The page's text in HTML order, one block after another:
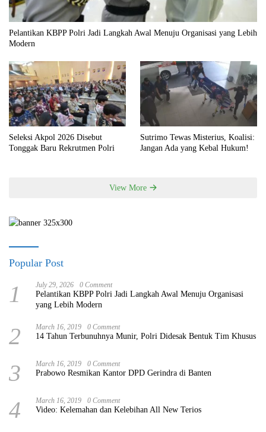
Pelantikan KBPP Polri Jadi Langkah Awal Menuju Organisasi yang Lebih
Modern
Seleksi Akpol 2026 Disebut
Tonggak Baru Rekrutmen Polri
Sutrimo Tewas Misterius, Koalisi:
Jangan Ada yang Kebal Hukum!
View More
Popular Post
1 July 29, 2026 0 Comment
Pelantikan KBPP Polri Jadi Langkah Awal Menuju Organisasi
yang Lebih Modern
2 March 16, 2019 0 Comment
14 Tahun Terbunuhnya Munir, Polri Didesak Bentuk Tim Khusus
3 March 16, 2019 0 Comment
Prabowo Resmikan Kantor DPD Gerindra di Banten
4 March 16, 2019 0 Comment
Video: Kelemahan dan Kelebihan All New Terios